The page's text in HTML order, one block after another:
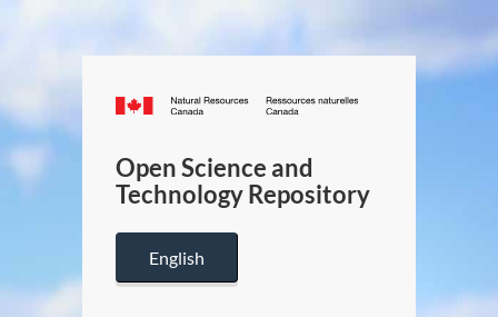
Canada.ca
/
Canada
Open Science and
Technology Repository
English